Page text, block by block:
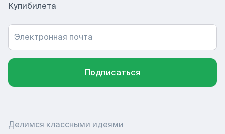
Купибилета
Электронная почта
Подписаться
Делимся классными идеями